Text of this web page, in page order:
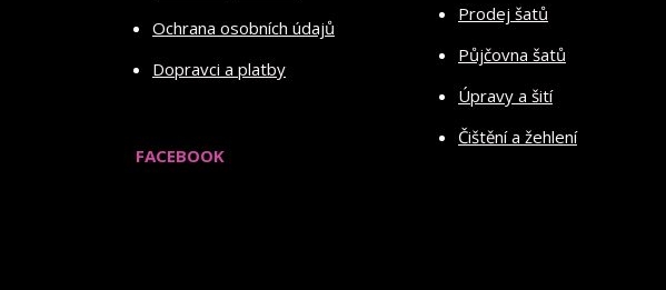
Ochrana osobních údajů
Dopravci a platby
FACEBOOK
Prodej šatů
Půjčovna šatů
Úpravy a šití
Čištění a žehlení